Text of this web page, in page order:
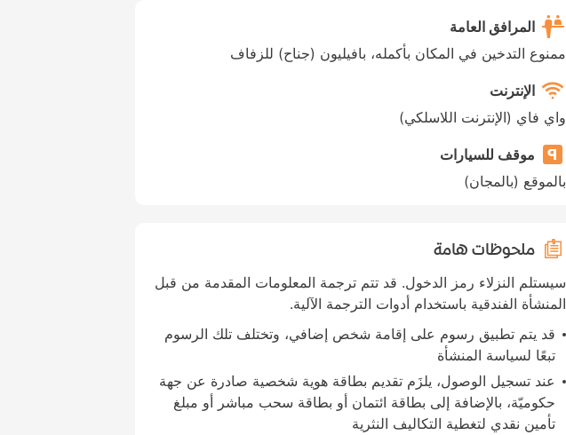
المرافق العامة
ممنوع التدخين في المكان بأكمله، بافيليون (جناح) للزفاف
الإنترنت
واي فاي (الإنترنت اللاسلكي)
موقف للسيارات
بالموقع (بالمجان)
ملحوظات هامة
سيستلم النزلاء رمز الدخول. قد تتم ترجمة المعلومات المقدمة من قبل
المنشأة الفندقية باستخدام أدوات الترجمة الآلية.
قد يتم تطبيق رسوم على إقامة شخص إضافي، وتختلف تلك الرسوم
تبعًا لسياسة المنشأة
عند تسجيل الوصول، يلزَم تقديم بطاقة هوية شخصية صادرة عن جهة
حكوميّة، بالإضافة إلى بطاقة ائتمان أو بطاقة سحب مباشر أو مبلغ
تأمين نقدي لتغطية التكاليف النثرية